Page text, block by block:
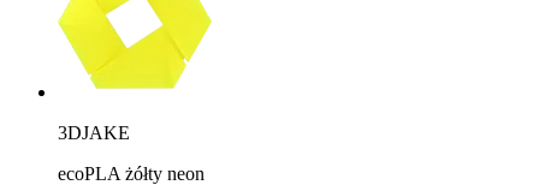
3DJAKE
ecoPLA żółty neon